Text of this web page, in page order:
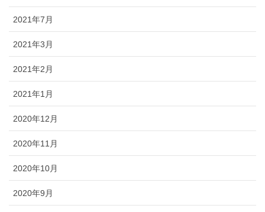
2021年7月
2021年3月
2021年2月
2021年1月
2020年12月
2020年11月
2020年10月
2020年9月